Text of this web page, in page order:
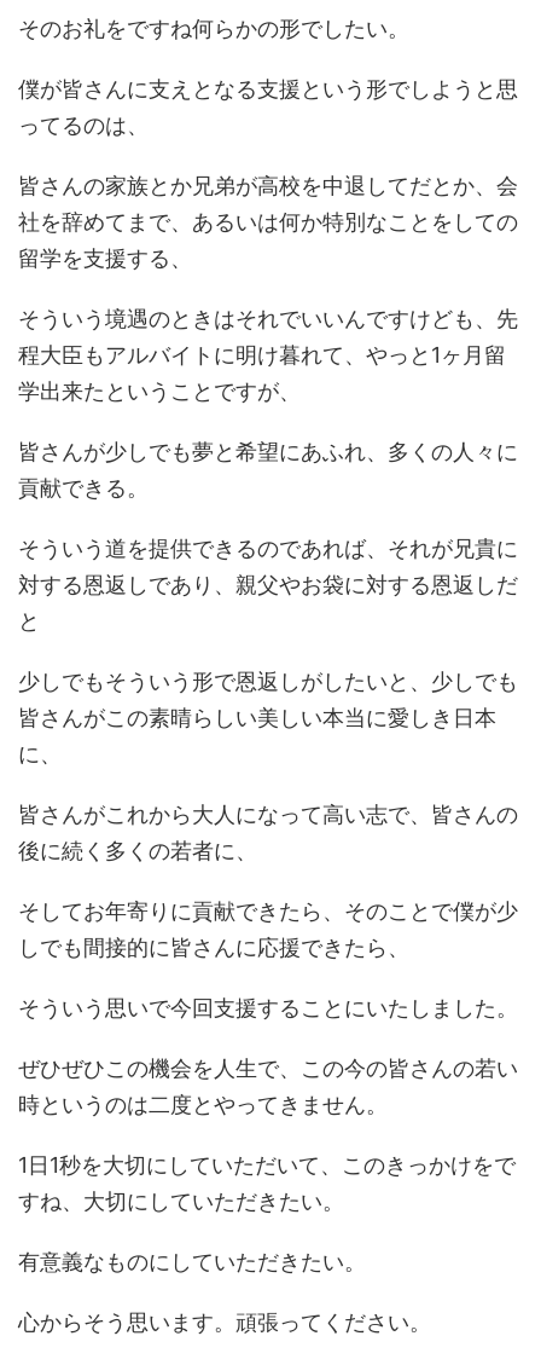
そのお礼をですね何らかの形でしたい。
僕が皆さんに支えとなる支援という形でしようと思
ってるのは、
皆さんの家族とか兄弟が高校を中退してだとか、会
社を辞めてまで、あるいは何か特別なことをしての
留学を支援する、
そういう境遇のときはそれでいいんですけども、先
程大臣もアルバイトに明け暮れて、やっと1ヶ月留
学出来たということですが、
皆さんが少しでも夢と希望にあふれ、多くの人々に
貢献できる。
そういう道を提供できるのであれば、それが兄貴に
対する恩返しであり、親父やお袋に対する恩返しだ
と
少しでもそういう形で恩返しがしたいと、少しでも
皆さんがこの素晴らしい美しい本当に愛しき日本
に、
皆さんがこれから大人になって高い志で、皆さんの
後に続く多くの若者に、
そしてお年寄りに貢献できたら、そのことで僕が少
しでも間接的に皆さんに応援できたら、
そういう思いで今回支援することにいたしました。
ぜひぜひこの機会を人生で、この今の皆さんの若い
時というのは二度とやってきません。
1日1秒を大切にしていただいて、このきっかけをで
すね、大切にしていただきたい。
有意義なものにしていただきたい。
心からそう思います。頑張ってください。